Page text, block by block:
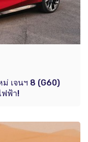
ม่ เจนฯ 8 (G60)
ฟฟ้า!